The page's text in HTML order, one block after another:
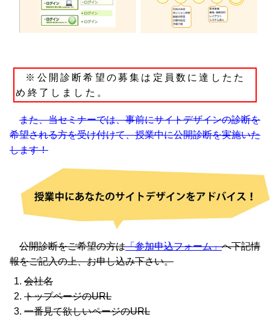
※公開診断希望の募集は定員数に達したた
め終了しました。
また、当セミナーでは、事前にサイトデザインの診断を
希望される方を受け付けて、授業中に公開診断を実施いた
します！
公開診断をご希望の方は「参加申込フォーム」へ下記情
報をご記入の上、お申し込み下さい。
会社名
トップページのURL
一番見て欲しいページのURL